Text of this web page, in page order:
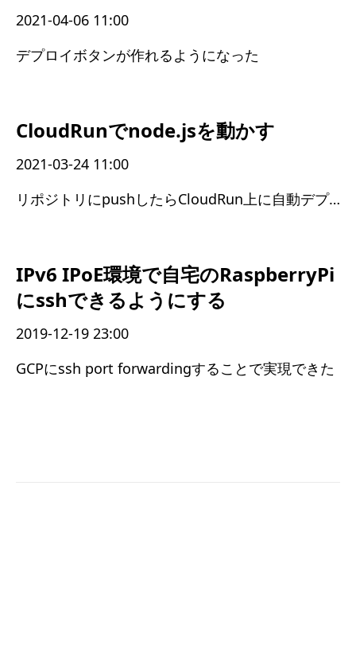
2021-04-06 11:00
デプロイボタンが作れるようになった
CloudRunでnode.jsを動かす
2021-03-24 11:00
リポジトリにpushしたらCloudRun上に自動デプロイ
IPv6 IPoE環境で自宅のRaspberryPi
にsshできるようにする
2019-12-19 23:00
GCPにssh port forwardingすることで実現できた